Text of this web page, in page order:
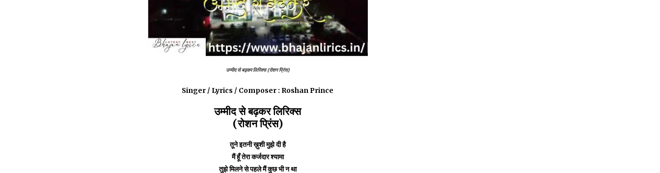
उम्मीद से बढ़कर लिरिक्स (रोशन प्रिंस)
Singer / Lyrics / Composer : Roshan Prince
उम्मीद से बढ़कर लिरिक्स
(रोशन प्रिंस)
तूने इतनी ख़ुशी मुझे दी है
मैं हूँ तेरा कर्जदार श्यामा
तुझे मिलने से पहले मैं कुछ भी न था